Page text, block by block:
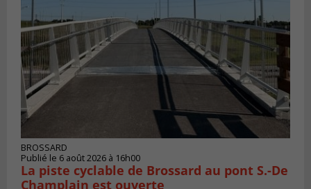
BROSSARD
Publié le 6 août 2026 à 16h00
La piste cyclable de Brossard au pont S.-De
Champlain est ouverte